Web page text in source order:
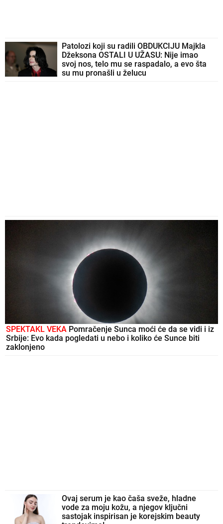
Patolozi koji su radili OBDUKCIJU Majkla
Džeksona OSTALI U UŽASU: Nije imao
svoj nos, telo mu se raspadalo, a evo šta
su mu pronašli u želucu
SPEKTAKL VEKA Pomračenje Sunca moći će da se vidi i iz
Srbije: Evo kada pogledati u nebo i koliko će Sunce biti
zaklonjeno
Ovaj serum je kao čaša sveže, hladne
vode za moju kožu, a njegov ključni
sastojak inspirisan je korejskim beauty